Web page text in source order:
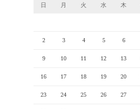
日 月 火 水 木
2 3 4 5 6
9 10 11 12 13
16 17 18 19 20
23 24 25 26 27